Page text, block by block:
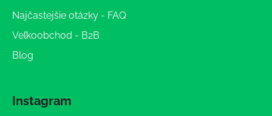
Najčastejšie otázky - FAQ
Veľkoobchod - B2B
Blog
Instagram